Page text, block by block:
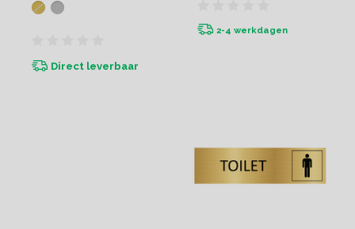
Direct leverbaar
2-4 werkdagen